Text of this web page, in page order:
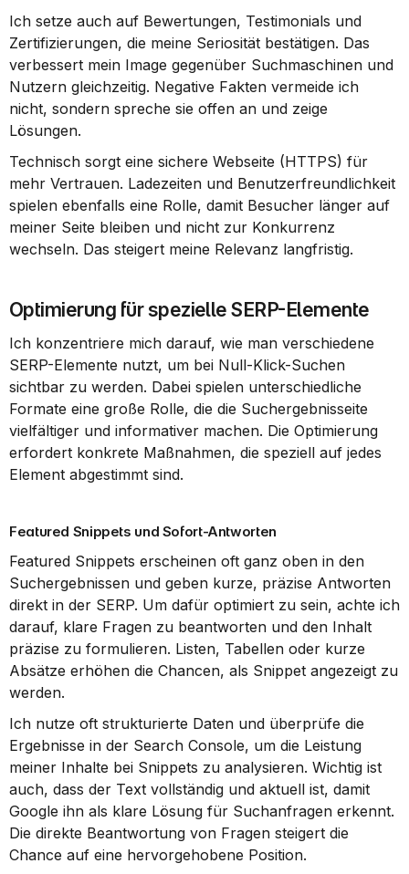
Ich setze auch auf Bewertungen, Testimonials und
Zertifizierungen, die meine Seriosität bestätigen. Das
verbessert mein Image gegenüber Suchmaschinen und
Nutzern gleichzeitig. Negative Fakten vermeide ich
nicht, sondern spreche sie offen an und zeige
Lösungen.
Technisch sorgt eine sichere Webseite (HTTPS) für
mehr Vertrauen. Ladezeiten und Benutzerfreundlichkeit
spielen ebenfalls eine Rolle, damit Besucher länger auf
meiner Seite bleiben und nicht zur Konkurrenz
wechseln. Das steigert meine Relevanz langfristig.
Optimierung für spezielle SERP-Elemente
Ich konzentriere mich darauf, wie man verschiedene
SERP-Elemente nutzt, um bei Null-Klick-Suchen
sichtbar zu werden. Dabei spielen unterschiedliche
Formate eine große Rolle, die die Suchergebnisseite
vielfältiger und informativer machen. Die Optimierung
erfordert konkrete Maßnahmen, die speziell auf jedes
Element abgestimmt sind.
Featured Snippets und Sofort-Antworten
Featured Snippets erscheinen oft ganz oben in den
Suchergebnissen und geben kurze, präzise Antworten
direkt in der SERP. Um dafür optimiert zu sein, achte ich
darauf, klare Fragen zu beantworten und den Inhalt
präzise zu formulieren. Listen, Tabellen oder kurze
Absätze erhöhen die Chancen, als Snippet angezeigt zu
werden.
Ich nutze oft strukturierte Daten und überprüfe die
Ergebnisse in der Search Console, um die Leistung
meiner Inhalte bei Snippets zu analysieren. Wichtig ist
auch, dass der Text vollständig und aktuell ist, damit
Google ihn als klare Lösung für Suchanfragen erkennt.
Die direkte Beantwortung von Fragen steigert die
Chance auf eine hervorgehobene Position.